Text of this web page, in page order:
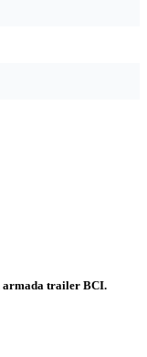
armada trailer BCI.